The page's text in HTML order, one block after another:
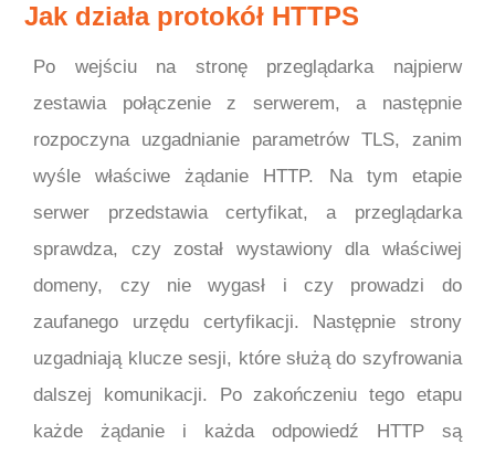
Jak działa protokół HTTPS
Po wejściu na stronę przeglądarka najpierw
zestawia połączenie z serwerem, a następnie
rozpoczyna uzgadnianie parametrów TLS, zanim
wyśle właściwe żądanie HTTP. Na tym etapie
serwer przedstawia certyfikat, a przeglądarka
sprawdza, czy został wystawiony dla właściwej
domeny, czy nie wygasł i czy prowadzi do
zaufanego urzędu certyfikacji. Następnie strony
uzgadniają klucze sesji, które służą do szyfrowania
dalszej komunikacji. Po zakończeniu tego etapu
każde żądanie i każda odpowiedź HTTP są